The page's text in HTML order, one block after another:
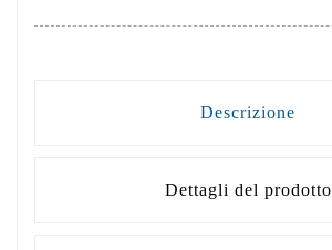
Descrizione
Dettagli del prodotto